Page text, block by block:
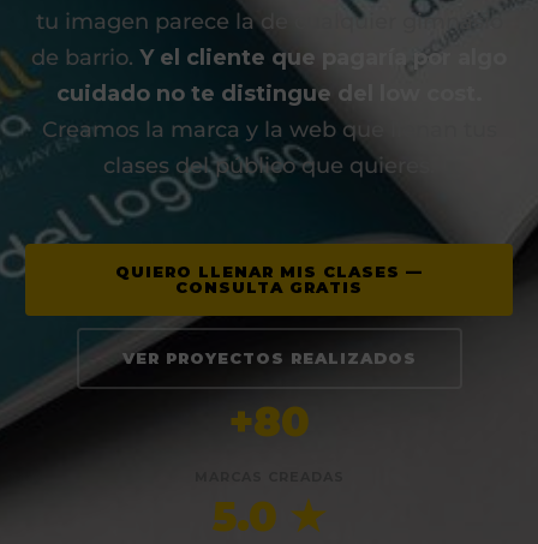
tu imagen parece la de cualquier gimnasio
de barrio. Y el cliente que pagaría por algo
cuidado no te distingue del low cost.
Creamos la marca y la web que llenan tus
clases del público que quieres.
QUIERO LLENAR MIS CLASES —
CONSULTA GRATIS
VER PROYECTOS REALIZADOS
+80
5.0 ★